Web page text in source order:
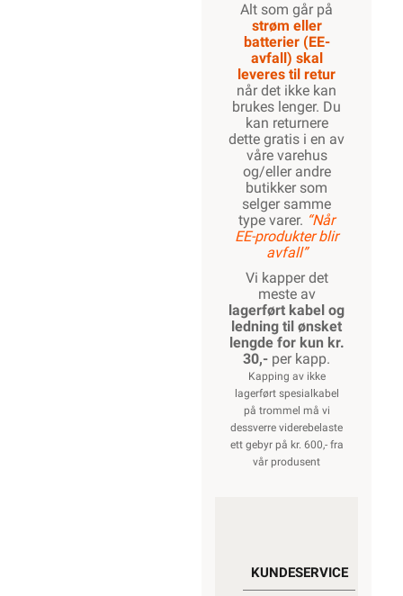
Alt som går på
strøm eller
batterier (EE-
avfall) skal
leveres til retur
når det ikke kan
brukes lenger. Du
kan returnere
dette gratis i en av
våre varehus
og/eller andre
butikker som
selger samme
type varer. “Når
EE-produkter blir
avfall”
Vi kapper det
meste av
lagerført kabel og
ledning til ønsket
lengde for kun kr.
30,- per kapp.
Kapping av ikke
lagerført spesialkabel
på trommel må vi
dessverre viderebelaste
ett gebyr på kr. 600,- fra
vår produsent
KUNDESERVICE